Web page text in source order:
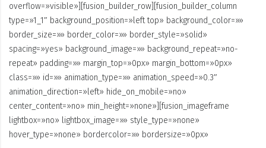
overflow=»visible»][fusion_builder_row][fusion_builder_column
type=»1_1″ background_position=»left top» background_color=»»
border_size=»» border_color=»» border_style=»solid»
spacing=»yes» background_image=»» background_repeat=»no-
repeat» padding=»» margin_top=»0px» margin_bottom=»0px»
class=»» id=»» animation_type=»» animation_speed=»0.3″
animation_direction=»left» hide_on_mobile=»no»
center_content=»no» min_height=»none»][fusion_imageframe
lightbox=»no» lightbox_image=»» style_type=»none»
hover_type=»none» bordercolor=»» bordersize=»0px»